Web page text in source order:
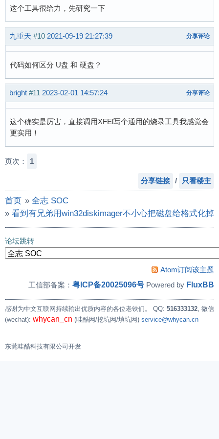
这个工具很给力，先研究一下
九重天 #10 2021-09-19 21:27:39 分享评论
代码如何区分 U盘 和 硬盘？
bright #11 2023-02-01 14:57:24 分享评论
这个确实是厉害，直接调用XFEl写个通用的烧录工具我感觉会
更实用！
页次： 1
分享链接 / 只看楼主
首页 » 全志 SOC
» 看到有兄弟用win32diskimager不小心把磁盘给格式化
论坛跳转
Atom订阅该主题
工信部备案： 粤ICP备20025096号 Powered by FluxBB
感谢为中文互联网持续输出优质内容的各位老铁们。 QQ: 516333132 , 微信
(wechat): whycan_cn (哇酷网/挖坑网/填坑网) service@whycan.cn
东莞哇酷科技有限公司开发